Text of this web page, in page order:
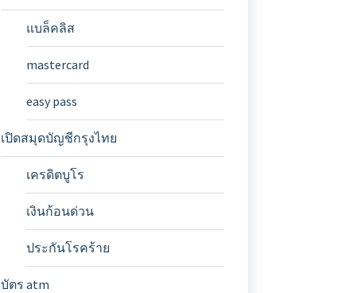
แบล็คลิส
mastercard
easy pass
เปิดสมุดบัญชีกรุงไทย
เครดิตบูโร
เงินก้อนด่วน
ประกันโรคร้าย
บัตร atm